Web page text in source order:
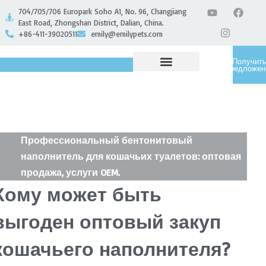
704/705/706 Europark Soho A1, No. 96, Changjiang
East Road, Zhongshan District, Dalian, China.
+86-411-39020511
emily@emilypets.com
Получить
Профессиональный бентонитовый
наполнитель для кошачьих туалетов: оптовая
продажа, услуги OEM.
может быть
оптовый закуп
наполнителя?